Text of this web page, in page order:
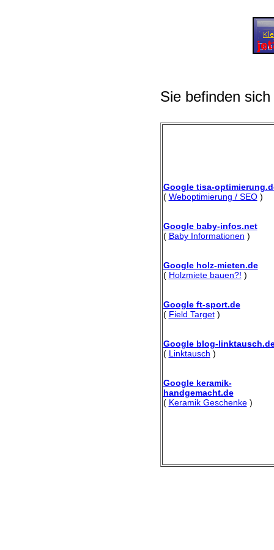
Sie befinden
Google tisa-
( Weboptimierung / SEO)
Google baby-infos.net
( Baby Informationen )
Google holz-mieten.de
( Holzmiete bauen?! )
Google ft-sport.de
( Field Target)
Google blog-
( Linktausch )
Google keramik-
handgemacht.de
( Keramik Geschenke)